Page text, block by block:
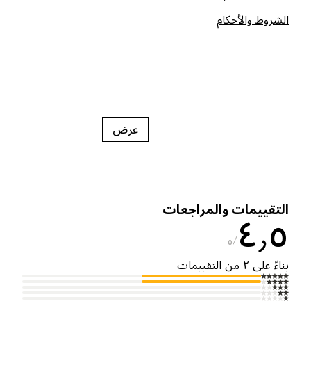
والأحكام
عرض
والمراجعات
٥
على ٢ من التقييمات